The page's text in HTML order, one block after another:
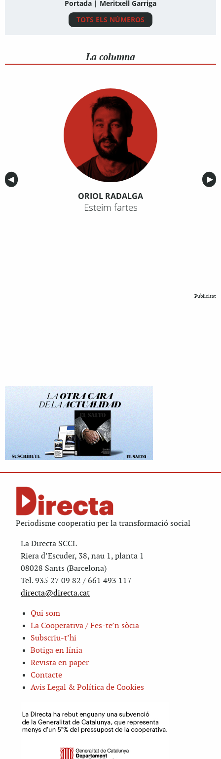
Portada | Meritxell Garriga
TOTS ELS NÚMEROS
La columna
Anterior
◀︎ ▶︎
ORIOL RADALGA
Esteim fartes
Publicitat
Periodisme cooperatiu per la transformació social
La Directa SCCL
Riera d’Escuder, 38, nau 1, planta 1
08028 Sants (Barcelona)
Tel. 935 27 09 82 / 661 493 117
directa@directa.cat
Qui som
La Cooperativa / Fes-te’n sòcia
Subscriu-t’hi
Botiga en línia
Revista en paper
Contacte
Avis Legal & Política de Cookies